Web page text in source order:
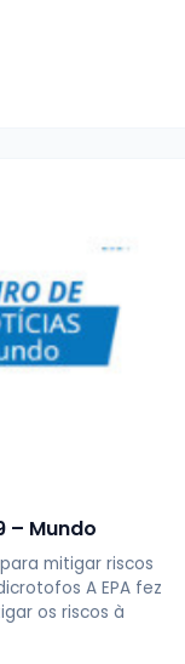
– Mundo
mitigar riscos
A EPA fez
os riscos à